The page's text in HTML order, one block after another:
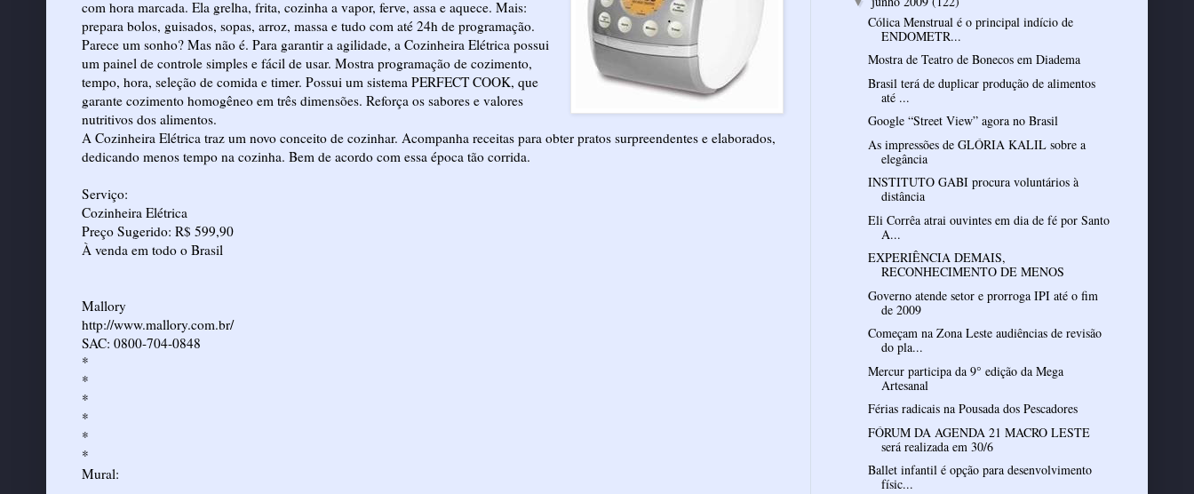
com hora marcada. Ela grelha, frita, cozinha a vapor, ferve, assa e aquece. Mais:
prepara bolos, guisados, sopas, arroz, massa e tudo com até 24h de programação.
Parece um sonho? Mas não é. Para garantir a agilidade, a Cozinheira Elétrica possui
um painel de controle simples e fácil de usar. Mostra programação de cozimento,
tempo, hora, seleção de comida e timer. Possui um sistema PERFECT COOK, que
garante cozimento homogêneo em três dimensões. Reforça os sabores e valores
nutritivos dos alimentos.
A Cozinheira Elétrica traz um novo conceito de cozinhar. Acompanha receitas para obter pratos surpreendentes e elaborados,
dedicando menos tempo na cozinha. Bem de acordo com essa época tão corrida.
Serviço:
Cozinheira Elétrica
Preço Sugerido: R$ 599,90
À venda em todo o Brasil
Mallory
http://www.mallory.com.br/
SAC: 0800-704-0848
*
*
*
*
*
*
Mural:
Cólica Menstrual é o principal indício de
ENDOMETR...
Mostra de Teatro de Bonecos em Diadema
Brasil terá de duplicar produção de alimentos
até ...
Google “Street View” agora no Brasil
As impressões de GLÓRIA KALIL sobre a
elegância
INSTITUTO GABI procura voluntários à
distância
Eli Corrêa atrai ouvintes em dia de fé por Santo
A...
EXPERIÊNCIA DEMAIS,
RECONHECIMENTO DE MENOS
Governo atende setor e prorroga IPI até o fim
de 2009
Começam na Zona Leste audiências de revisão
do pla...
Mercur participa da 9° edição da Mega
Artesanal
Férias radicais na Pousada dos Pescadores
FÓRUM DA AGENDA 21 MACRO LESTE
será realizada em 30/6
Ballet infantil é opção para desenvolvimento
físic...